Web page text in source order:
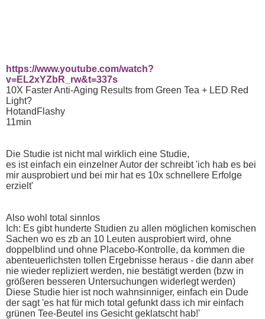
https://www.youtube.com/watch?
v=EL2xYZbR_rw&t=337s
10X Faster Anti-Aging Results from Green Tea + LED Red
Light?
HotandFlashy
11min
Die Studie ist nicht mal wirklich eine Studie,
es ist einfach ein einzelner Autor der schreibt 'ich hab es bei
mir ausprobiert und bei mir hat es 10x schnellere Erfolge
erzielt'
Also wohl total sinnlos
Ich: Es gibt hunderte Studien zu allen möglichen komischen
Sachen wo es zb an 10 Leuten ausprobiert wird, ohne
doppelblind und ohne Placebo-Kontrolle, da kommen die
abenteuerlichsten tollen Ergebnisse heraus - die dann aber
nie wieder repliziert werden, nie bestätigt werden (bzw in
größeren besseren Untersuchungen widerlegt werden)
Diese Studie hier ist noch wahnsinniger, einfach ein Dude
der sagt 'es hat für mich total gefunkt dass ich mir einfach
grünen Tee-Beutel ins Gesicht geklatscht hab!'